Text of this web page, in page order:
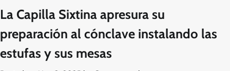
La Capilla Sixtina apresura su
preparación al cónclave instalando las
estufas y sus mesas